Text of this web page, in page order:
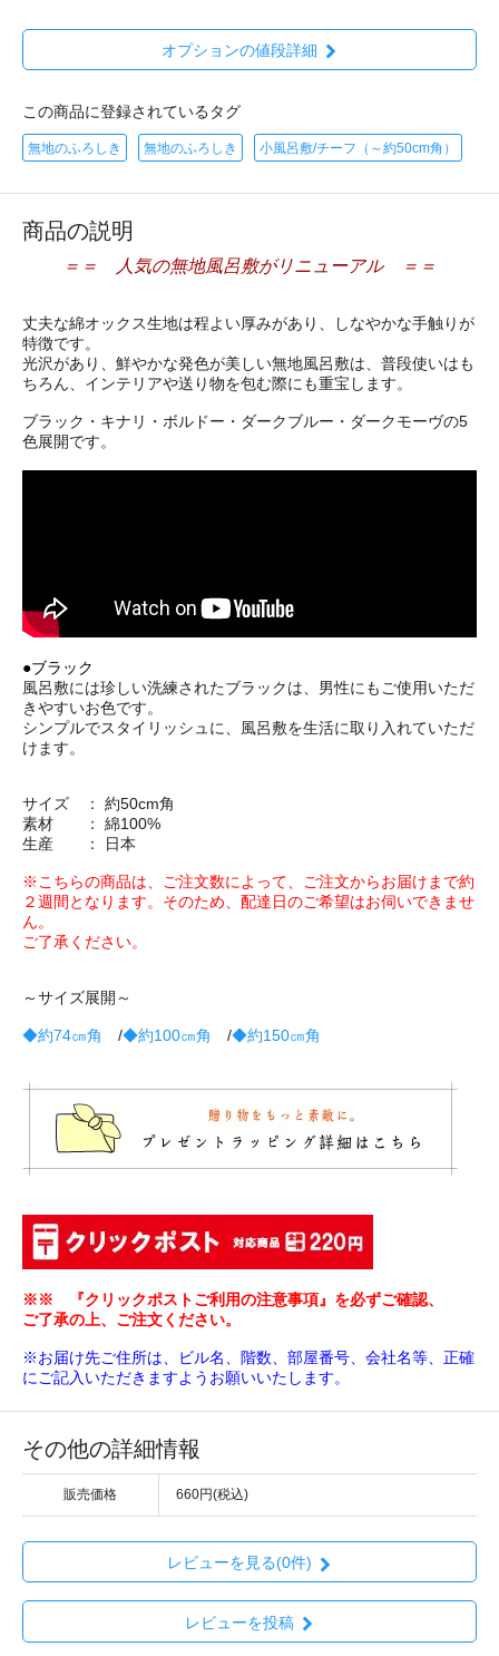
オプションの値段詳細
この商品に登録されているタグ
無地のふろしき 無地のふろしき 小風呂敷/チーフ（～約50cm角）
商品の説明
＝＝ 人気の無地風呂敷がリニューアル ＝＝
丈夫な綿オックス生地は程よい厚みがあり、しなやかな手触りが
特徴です。
光沢があり、鮮やかな発色が美しい無地風呂敷は、普段使いはも
ちろん、インテリアや送り物を包む際にも重宝します。
ブラック・キナリ・ボルドー・ダークブルー・ダークモーヴの5
色展開です。
●ブラック
風呂敷には珍しい洗練されたブラックは、男性にもご使用いただ
きやすいお色です。
シンプルでスタイリッシュに、風呂敷を生活に取り入れていただ
けます。
サイズ ： 約50cm角
素材 ： 綿100%
生産 ： 日本
※こちらの商品は、ご注文数によって、ご注文からお届けまで約
２週間となります。そのため、配達日のご希望はお伺いできませ
ん。
ご了承ください。
～サイズ展開～
◆約74㎝角 /◆約100㎝角 /◆約150㎝角
※※ 『クリックポストご利用の注意事項』を必ずご確認、
ご了承の上、ご注文ください。
※お届け先ご住所は、ビル名、階数、部屋番号、会社名等、正確
にご記入いただきますようお願いいたします。
その他の詳細情報
販売価格 660円(税込)
レビューを見る(0件)
レビューを投稿